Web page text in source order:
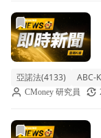
前往【07/17 產業
亞諾法(4133) ABC-
CMoney 研究員
前往【07/09 產